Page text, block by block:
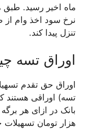
ماه اخیر رسید.
تنزل پیدا کند.
اوراق تسه
اوراق حق تقدم
تسه) اوراقی هستند
هزار تومان